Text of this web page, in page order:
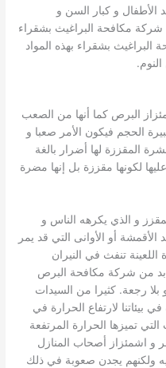
الأطفال و كبار السن و
مكافحة البراغيث بشقراء
بشقراء بهذه المواد
البرص كما أنها من الصعب
الحجم فيكون الأمر صعبا و
المقززة لها أضرار بالغة
لكونها مقززة بل إنها مضرة
و الذي يكرهه الناس و
أو الأوانى التي قد يمر
تنفث في النيران
من شركة مكافحة البرص
بلا رجعة. كثيرا من السيدات
بيئاتنا لارتفاع الحرارة في
تميزها الحرارة المرتفعة
و اشمئزاز أصحاب المنازل
ولكنهم يجدن صعوبة في ذلك